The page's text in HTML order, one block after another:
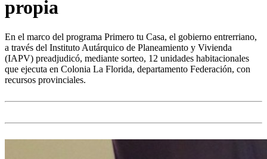
propia
En el marco del programa Primero tu Casa, el gobierno entrerriano,
a través del Instituto Autárquico de Planeamiento y Vivienda
(IAPV) preadjudicó, mediante sorteo, 12 unidades habitacionales
que ejecuta en Colonia La Florida, departamento Federación, con
recursos provinciales.